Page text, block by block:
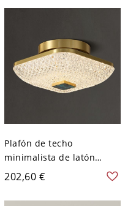
V Cuadro
Plafón de techo
minimalista de latón
cepillado, luminaria
geométrica dorada con
pantalla de vidrio - 1 110
202,60 €